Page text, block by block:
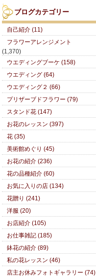
ブログカテゴリー
自己紹介 (11)
フラワーアレンジメント
(1,370)
ウエディングブーケ (158)
ウエディング (64)
ウエディング２ (66)
プリザーブドフラワー (79)
スタンド花 (147)
お花のレッスン (397)
花 (35)
美術館めぐり (45)
お花の紹介 (236)
花の品種紹介 (60)
お気に入りの店 (134)
花贈り (241)
洋服 (20)
お店紹介 (105)
お仕事雑記 (185)
鉢花の紹介 (89)
私の花レッスン (46)
店主お休みフォトギャラリー (74)